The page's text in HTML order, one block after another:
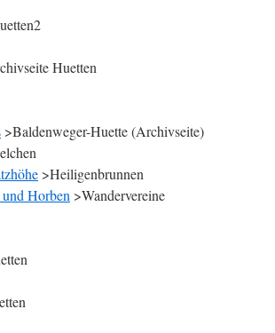
Huetten
>Baldenweger-Huette (Archivseite)
>Heiligenbrunnen
Horben >Wandervereine